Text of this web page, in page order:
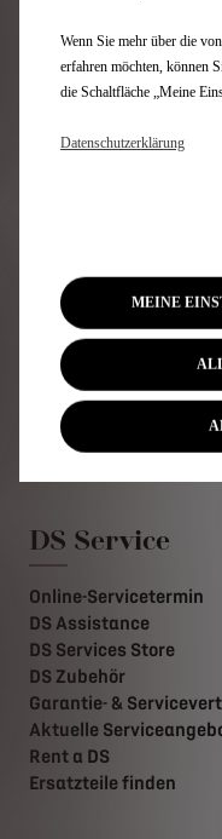
DS Lifestyle Boutique
Formula-E
Finanzierung
Kontakt
Jetzt online leasen
Konfigurator
Angebote für
Angebote für
Angebot anfordern
Probefahrt buchen
Preislisten
DS Service
Online-Servicetermin
DS Assistance
DS Services Store
DS Zubehör
Garantie- &
Aktuelle
Rent a DS
Ersatzteile finden
Wenn Sie mehr über die
erfahren möchten, können
die Schaltfläche „Meine
Datenschutzerklärung
MEINE